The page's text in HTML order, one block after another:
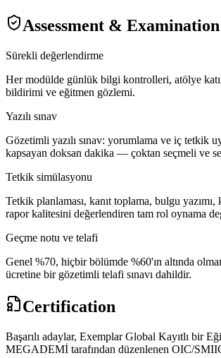
Assessment & Examination
Sürekli değerlendirme
Her modülde günlük bilgi kontrolleri, atölye
bildirimi ve eğitmen gözlemi.
Yazılı sınav
Gözetimli yazılı sınav: yorumlama ve iç tetkik
kapsayan doksan dakika — çoktan seçmeli ve
Tetkik simülasyonu
Tetkik planlaması, kanıt toplama, bulgu yazımı,
rapor kalitesini değerlendiren tam rol oynama
Geçme notu ve telafi
Genel %70, hiçbir bölümde %60'ın altında
ücretine bir gözetimli telafi sınavı dahildir.
Certification
Başarılı adaylar, Exemplar Global Kayıtlı bir
MEGADEMİ tarafından düzenlenen OIC/